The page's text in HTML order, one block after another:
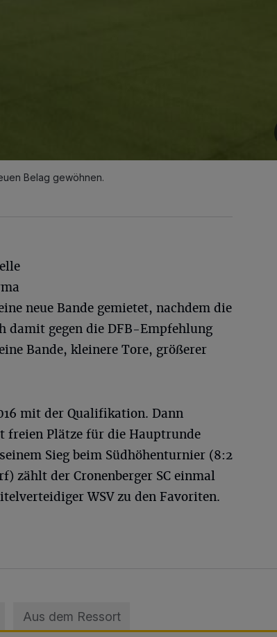
Belag gewöhnen.
neue Bande gemietet, nachdem die
gegen die DFB-Empfehlung
Bande, kleinere Tore, größerer
mit der Qualifikation. Dann
freien Plätze für die Hauptrunde
Sieg beim Südhöhenturnier (8:2
zählt der Cronenberger SC einmal
WSV zu den Favoriten.
Aus dem Ressort